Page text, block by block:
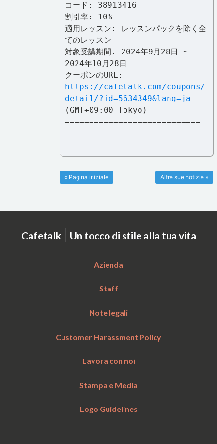
コード: 38913416
割引率: 10%
適用レッスン: レッスンパックを除く全
てのレッスン
対象受講期間: 2024年9月28日 ~
2024年10月28日
クーポンのURL:
https://cafetalk.com/coupons/
detail/?id=5634349&lang=ja
(GMT+09:00 Tokyo)
============================
Altre sue notizie »
« Pagina iniziale
Cafetalk | Un tocco di stile alla tua vita
Azienda
Staff
Note legali
Customer Harassment Policy
Lavora con noi
Stampa e Media
Logo Guidelines